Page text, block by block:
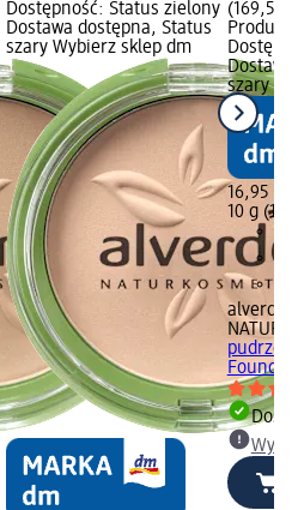
Dostępność: Status zielony
Dostawa dostępna, Status
szary Wybierz sklep dm
(169,50
Produkt
szary
16,95 zł
10 g
alverde
pudrze